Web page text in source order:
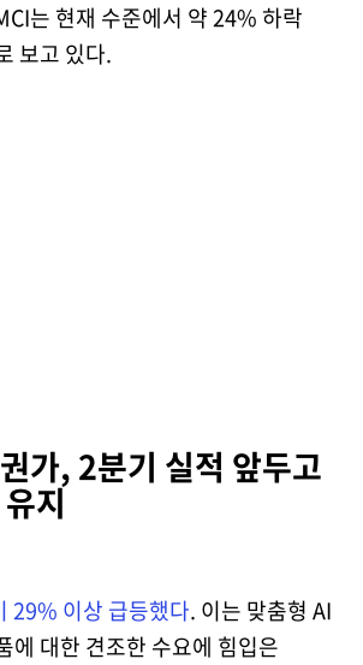
는 현재 수준에서 약 24% 하락
보고 있다.
가, 2분기 실적 앞두고
지
29% 이상 급등했다. 이는 맞춤형 AI
에 대한 견조한 수요에 힘입은